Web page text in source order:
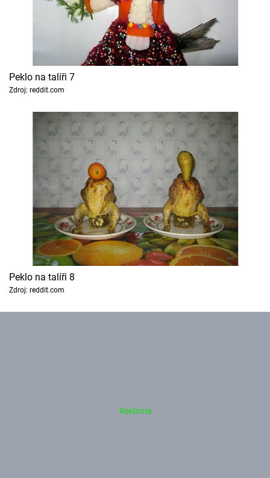
Peklo na talíři 7
Zdroj: reddit.com
Peklo na talíři 8
Zdroj: reddit.com